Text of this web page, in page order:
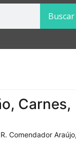
Buscar
Carnes,
Comendador